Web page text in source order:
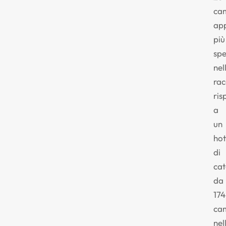
più
a
un
di
da
174